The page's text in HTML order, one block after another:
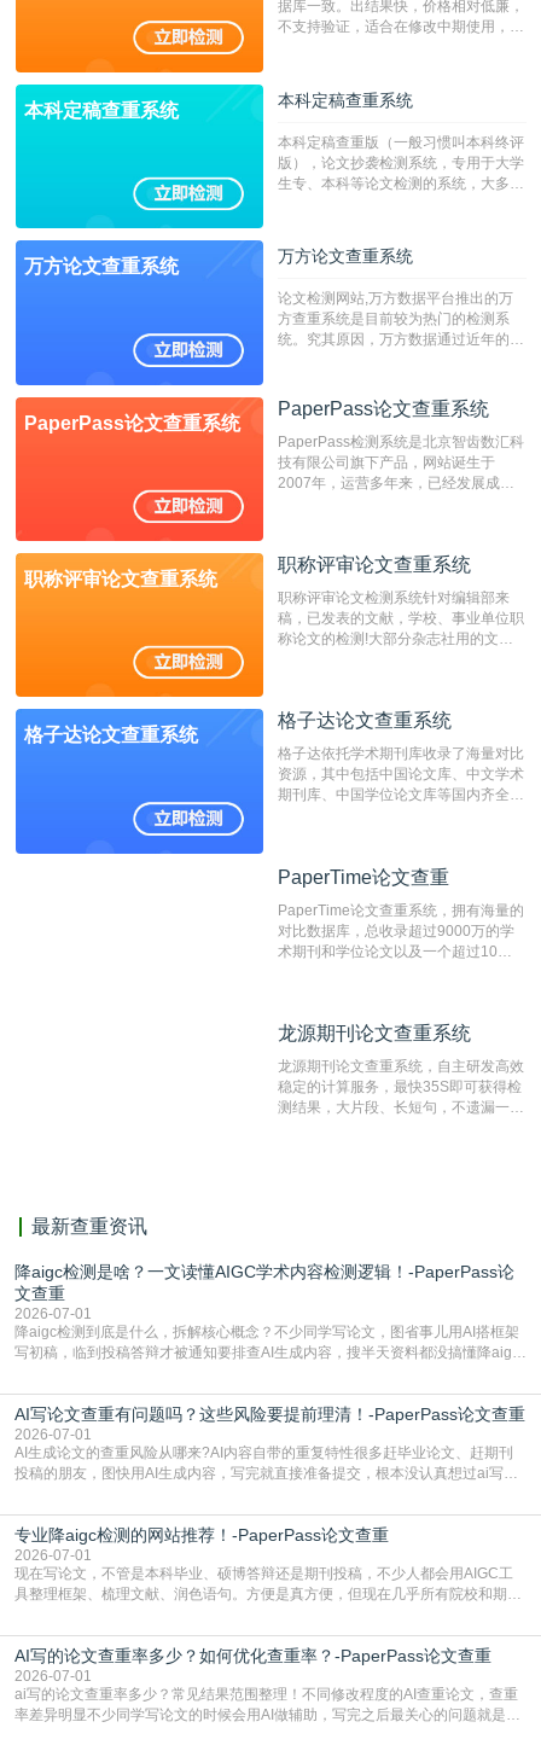
据库一致。出结果快，价格相对低廉，
不支持验证，适合在修改中期使用，定
本科定稿查重系统 本科定稿查重系统
本科定稿查重版（一般习惯叫本科终评
版），论文抄袭检测系统，专用于大学
生专、本科等论文检测的系统，大多数
万方论文查重系统 万方论文查重系统
论文检测网站,万方数据平台推出的万
方查重系统是目前较为热门的检测系
统。究其原因，万方数据通过近年的发
检测系统，其真实性和权威性无可厚
非。其次，相对于知网而言，万方检测
费用少，上手容易，是学生初次论文查
重的推荐系统。
PaperPass论文查重系统
PaperPass论文查重系统
PaperPass检测系统是北京智齿数汇科
技有限公司旗下产品，网站诞生于
2007年，运营多年来，已经发展成为
检测速度快、精度高，市场反映良好。
职称评审论文查重系统
职称评审论文查重系统
职称评审论文检测系统针对编辑部来
稿，已发表的文献，学校、事业单位职
称论文的检测!大部分杂志社用的文献
编辑部检测来稿和已发表的文献,检测
测时注意填写第一作者,才能排除已发
表文献复制比。（限制字符数1万）
格子达论文查重系统
格子达论文查重系统
格子达依托学术期刊库收录了海量对比
资源，其中包括中国论文库、中文学术
期刊库、中国学位论文库等国内齐全的
系统，可检测中文、英文两种语言的论
PaperTime论文查重
PaperTime论文查重系统，拥有海量的
对比数据库，总收录超过9000万的学
术期刊和学位论文以及一个超过10亿
对，利用指纹索引快速而精准地在云检
有相似的片段，该项技术检测速度快、
准确率高，市场反映良好。
龙源期刊论文查重系统
龙源期刊论文查重系统，自主研发高效
稳定的计算服务，最快35S即可获得检
测结果，大片段、长短句，不遗漏一处
最新查重资讯
降aigc检测是啥？一文读懂AIGC学术内容检测逻辑！-PaperPass论
文查重
2026-07-01
降aigc检测到底是什么，拆解核心概念？不少同学写论文，图省事儿用AI搭框架
写初稿，临到投稿答辩才被通知要排查AI生成内容，搜半天资料都没搞懂降aigc
怕是已经入行的科研人员，不少人也搞不清降aigc检测是啥，对相关要求摸不
准。其实，降aigc检测是伴随AIGC工具在学术领域普及诞生的新需求，核心是为
了满足现在高校、期刊对AI生
AI写论文查重有问题吗？这些风险要提前理清！-PaperPass论文查重
2026-07-01
AI生成论文的查重风险从哪来?AI内容自带的重复特性很多赶毕业论文、赶期刊
投稿的朋友，图快用AI生成内容，写完就直接准备提交，根本没认真想过ai写论
自带不可忽视的查重风险。AI训练依赖海量公开的文本数据，生成内容本质是基
于训练数据的概率拼接，不是从零开始的原创创作。生成过程中，很容易复用已
有的高频公共表述，甚至直接拼接已经公开
专业降aigc检测的网站推荐！-PaperPass论文查重
2026-07-01
现在写论文，不管是本科毕业、硕博答辩还是期刊投稿，不少人都会用AIGC工
具整理框架、梳理文献、润色语句。方便是真方便，但现在几乎所有院校和期刊
五遍还是过不了预检测的大有人在，这时候，找到靠谱的降AIGC检测率的网
站，就能少走好多弯路。PaperPass：守护学术原创性的智能伙伴AIGC生成内
容的学术合规痛点去年帮一个本科师弟改
AI写的论文查重率多少？如何优化查重率？-PaperPass论文查重
2026-07-01
ai写的论文查重率多少？常见结果范围整理！不同修改程度的AI查重论文，查重
率差异明显不少同学写论文的时候会用AI做辅助，写完之后最关心的问题就是ai